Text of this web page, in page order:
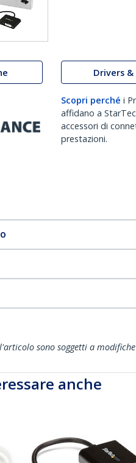
Drivers
Scopri perché i
affidano a
accessori di
prestazioni.
sono soggetti a modifiche
anche